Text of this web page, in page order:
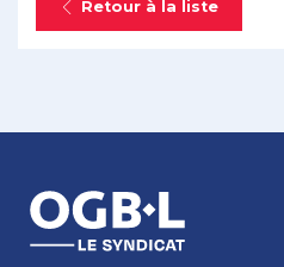
Retour à la liste